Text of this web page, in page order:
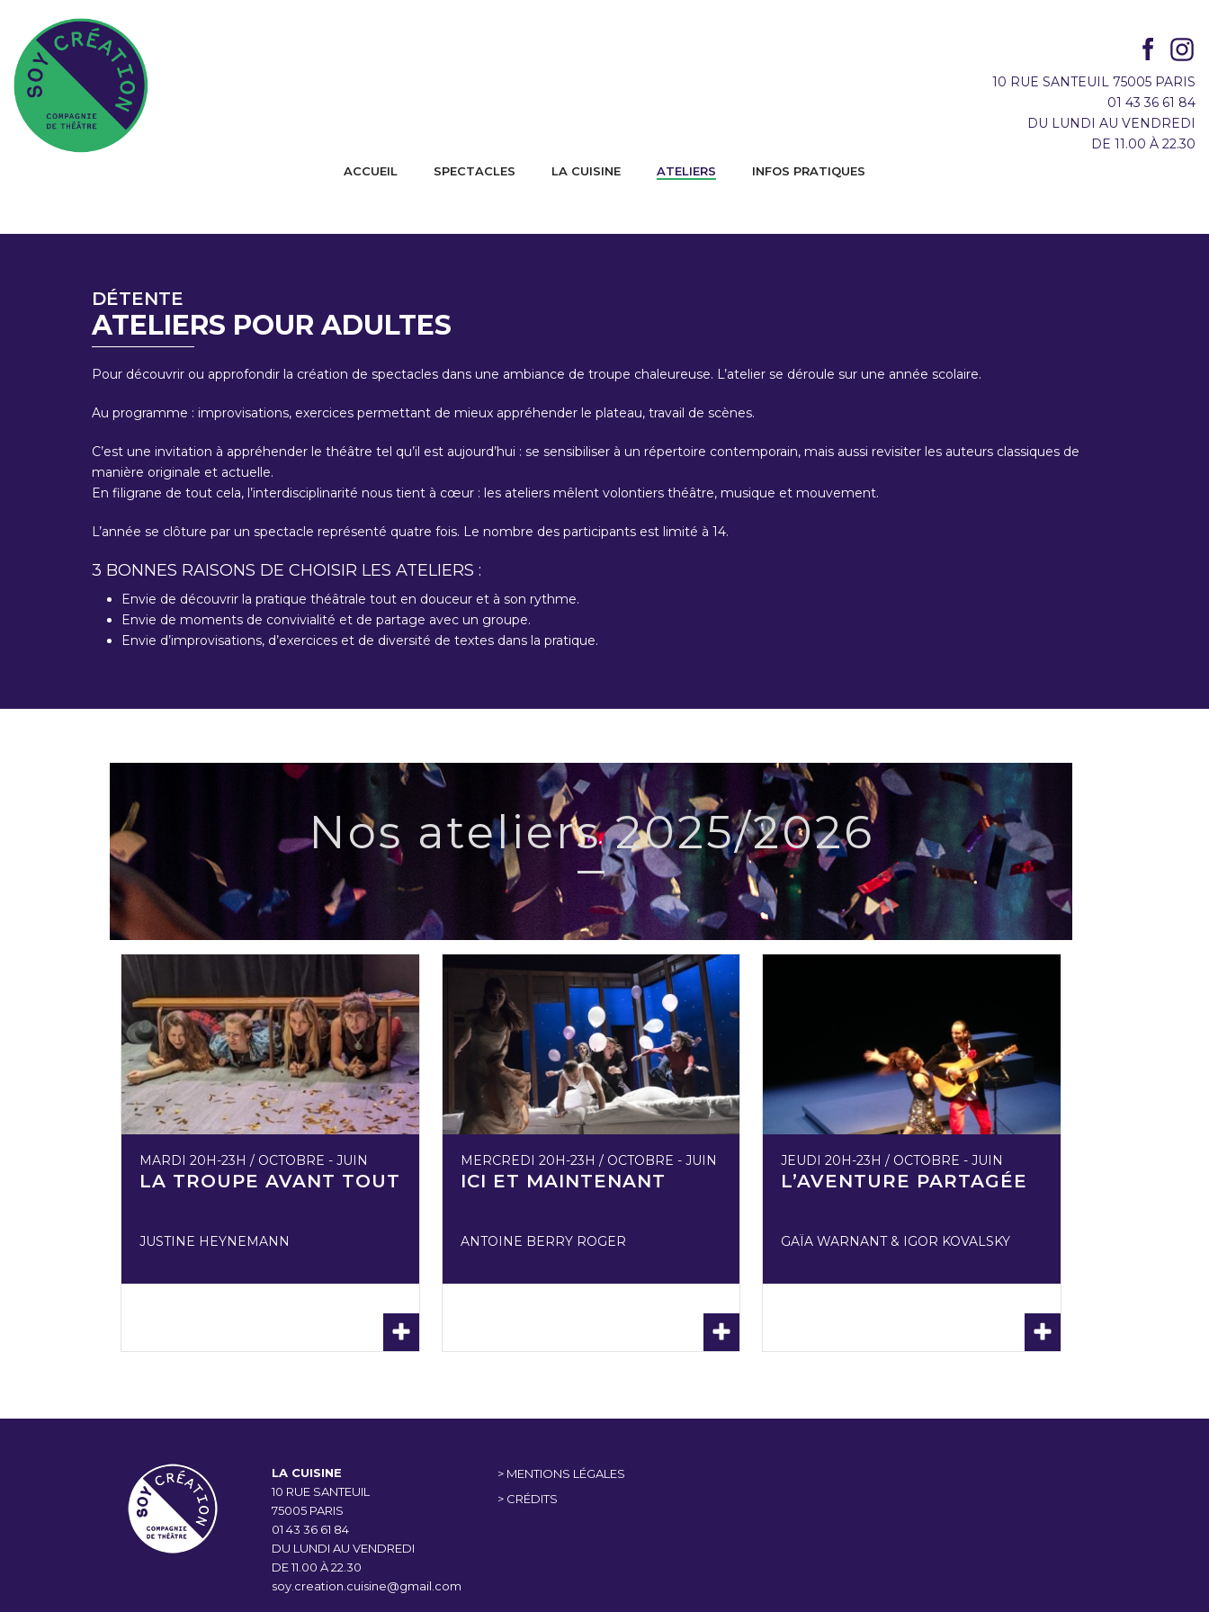
10 RUE SANTEUIL 75005 PARIS
01 43 36 61 84
DU LUNDI AU VENDREDI
DE 11.00 À 22.30
ACCUEIL SPECTACLES LA CUISINE ATELIERS INFOS PRATIQUES
DÉTENTE
ATELIERS POUR ADULTES
Pour découvrir ou approfondir la création de spectacles dans une ambiance de troupe chaleureuse. L’atelier se déroule sur une année scolaire.
Au programme : improvisations, exercices permettant de mieux appréhender le plateau, travail de scènes.
C’est une invitation à appréhender le théâtre tel qu’il est aujourd’hui : se sensibiliser à un répertoire contemporain, mais aussi revisiter les auteurs classiques de
manière originale et actuelle.
En filigrane de tout cela, l’interdisciplinarité nous tient à cœur : les ateliers mêlent volontiers théâtre, musique et mouvement.
L’année se clôture par un spectacle représenté quatre fois. Le nombre des participants est limité à 14.
3 BONNES RAISONS DE CHOISIR LES ATELIERS :
Envie de découvrir la pratique théâtrale tout en douceur et à son rythme.
Envie de moments de convivialité et de partage avec un groupe.
Envie d’improvisations, d’exercices et de diversité de textes dans la pratique.
Nos ateliers 2025/2026
MARDI 20H-23H / OCTOBRE - JUIN
LA TROUPE AVANT TOUT
JUSTINE HEYNEMANN
MERCREDI 20H-23H / OCTOBRE - JUIN
ICI ET MAINTENANT
ANTOINE BERRY ROGER
JEUDI 20H-23H / OCTOBRE - JUIN
L’AVENTURE PARTAGÉE
GAÏA WARNANT & IGOR KOVALSKY
LA CUISINE
10 RUE SANTEUIL
75005 PARIS
01 43 36 61 84
DU LUNDI AU VENDREDI
DE 11.00 À 22.30
soy.creation.cuisine@gmail.com
> MENTIONS LÉGALES
> CRÉDITS